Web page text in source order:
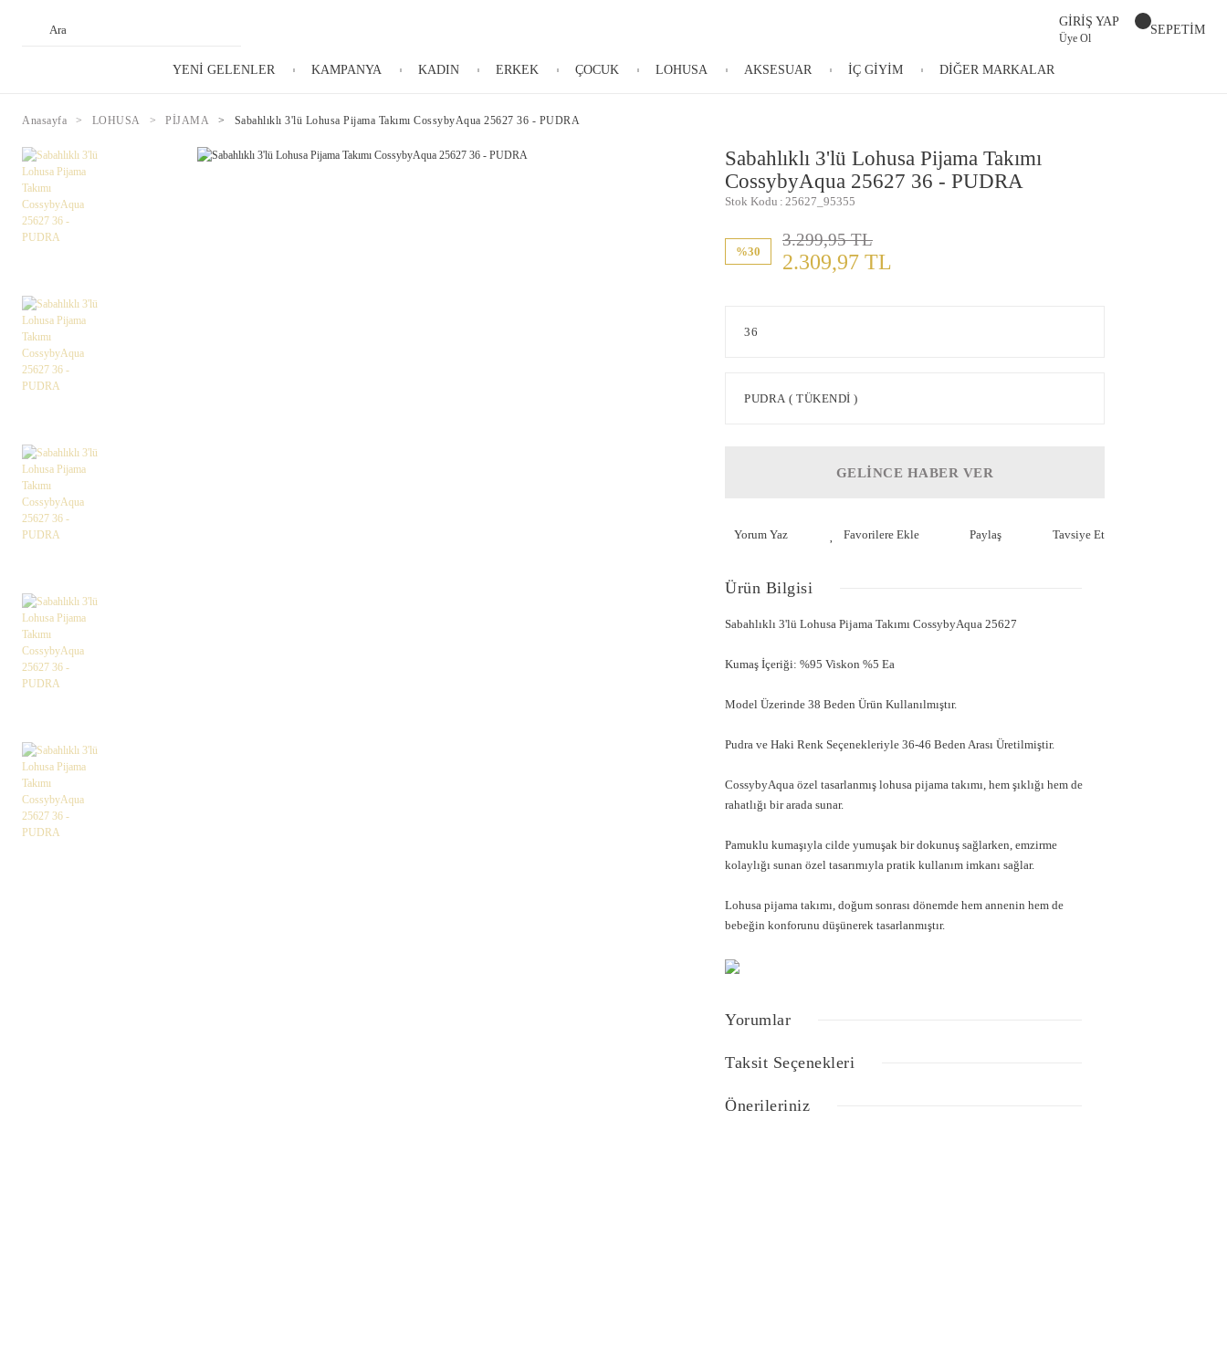
GİRİŞ YAP
Üye Ol
SEPETİM
YENİ GELENLER KAMPANYA KADIN ERKEK ÇOCUK LOHUSA AKSESUAR İÇ GİYİM DİĞER MARKALAR
Anasayfa LOHUSA PİJAMA Sabahlıklı 3'lü Lohusa Pijama Takımı CossybyAqua 25627 36 - PUDRA
Sabahlıklı 3'lü Lohusa Pijama Takımı
CossybyAqua 25627 36 - PUDRA
Stok Kodu 25627_95355
%30
3.299,95 TL
2.309,97 TL
GELİNCE HABER VER
Yorum Yaz Paylaş Tavsiye Et
Ürün Bilgisi
Sabahlıklı 3'lü Lohusa Pijama Takımı CossybyAqua 25627
Kumaş İçeriği: %95 Viskon %5 Ea
Model Üzerinde 38 Beden Ürün Kullanılmıştır.
Pudra ve Haki Renk Seçenekleriyle 36-46 Beden Arası Üretilmiştir.
CossybyAqua özel tasarlanmış lohusa pijama takımı, hem şıklığı hem de
rahatlığı bir arada sunar.
Pamuklu kumaşıyla cilde yumuşak bir dokunuş sağlarken, emzirme
kolaylığı sunan özel tasarımıyla pratik kullanım imkanı sağlar.
Lohusa pijama takımı, doğum sonrası dönemde hem annenin hem de
bebeğin konforunu düşünerek tasarlanmıştır.
Yorumlar
Bu ürüne ilk yorumu siz yapın!
Taksit Seçenekleri
Önerileriniz